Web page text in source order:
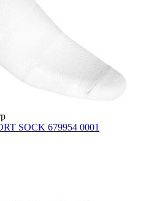
SOCK 679954 0001